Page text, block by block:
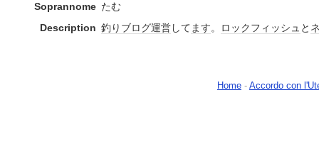
Soprannome たむ
Description 釣り ブログ運営してます。 ロックフィッシュ と
Home - Accordo con